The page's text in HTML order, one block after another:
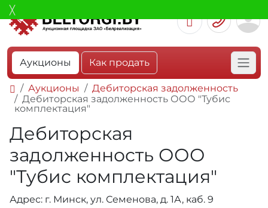
Аукционы Как продать
Аукционы
Дебиторская задолженность
Дебиторская задолженность ООО "Тубис
комплектация"
Дебиторская
задолженность ООО
"Тубис комплектация"
Адрес: г. Минск, ул. Семенова, д. 1А, каб. 9